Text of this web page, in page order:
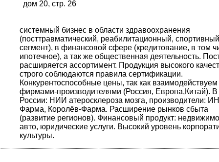
дом 20, стр. 26
системный бизнес в области здравоохранения
(посттравматический, реабилитационный, спортивный
сегмент), в финансовой сфере (кредитование, в том
ипотечное), а так же общественная деятельность.
расширяется ассортимент. Продукция высокого
строго соблюдаются правила сертификации.
Конкурентоспособные цены, так как взаимодействуем
фирмами-производителями (Россия, Европа,Китай). В
России: НИИ атеросклероза мозга, производители:
Фарма, Королёв-Фарма. Расширение рынков сбыта
(развитие регионов). Финансовый продукт:
авто, юридические услуги. Высокий уровень
культуры.